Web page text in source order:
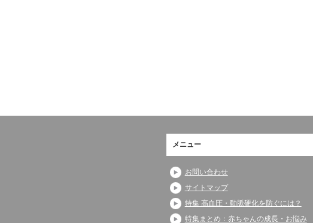
メニュー
お問い合わせ
サイトマップ
特集 高血圧・動脈硬化を防ぐには？
特集まとめ：赤ちゃんの成長・お悩み